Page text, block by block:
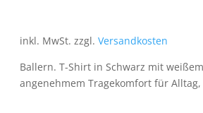
inkl. MwSt. zzgl. Versandkosten
Ballern. T-Shirt in Schwarz mit
angenehmem Tragekomfort für